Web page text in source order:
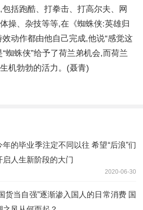
括跑酷、打拳击、打高尔夫、网
操、杂技等等,在《蜘蛛侠:英雄归
动作都由他自己完成,他说“感觉这
蜘蛛侠”给予了荷兰弟机会,而荷兰
机勃勃的活力。(聂青)
年的毕业季注定不同以往 希望“后浪”们
启人生新阶段的大门
2020-06-30
货当自强”逐渐渗入国人的日常消费 国